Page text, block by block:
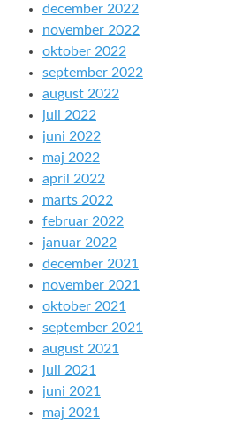
december 2022
november 2022
oktober 2022
september 2022
august 2022
juli 2022
juni 2022
maj 2022
april 2022
marts 2022
februar 2022
januar 2022
december 2021
november 2021
oktober 2021
september 2021
august 2021
juli 2021
juni 2021
maj 2021